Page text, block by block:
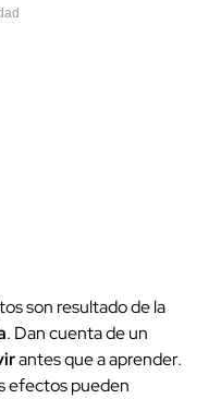
son resultado de la
. Dan cuenta de un
antes que a aprender.
efectos pueden